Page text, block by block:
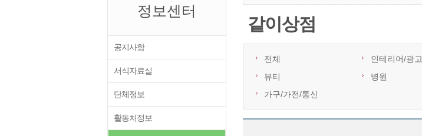
정보센터
공지사항
서식자료실
단체정보
활동처정보
같이상점
전체 인테리어/광고
뷰티
병원
가구/가전/통신